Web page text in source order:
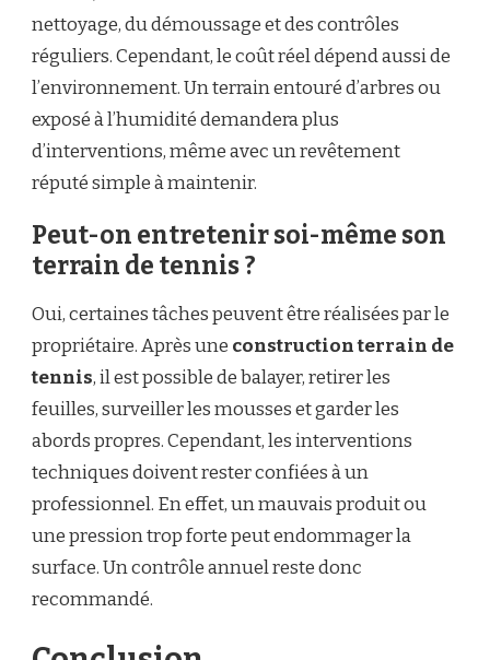
nettoyage, du démoussage et des contrôles
réguliers. Cependant, le coût réel dépend aussi de
l’environnement. Un terrain entouré d’arbres ou
exposé à l’humidité demandera plus
d’interventions, même avec un revêtement
réputé simple à maintenir.
Peut-on entretenir soi-même son
terrain de tennis ?
Oui, certaines tâches peuvent être réalisées par le
propriétaire. Après une construction terrain de
tennis, il est possible de balayer, retirer les
feuilles, surveiller les mousses et garder les
abords propres. Cependant, les interventions
techniques doivent rester confiées à un
professionnel. En effet, un mauvais produit ou
une pression trop forte peut endommager la
surface. Un contrôle annuel reste donc
recommandé.